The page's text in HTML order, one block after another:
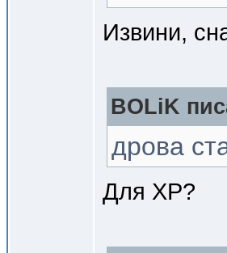
Извини,
BOLiK
дрова
Для XP?